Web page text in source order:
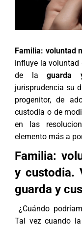
Familia: voluntad
influye la voluntad
de laguarda
jurisprudencia su
progenitor, de
custodia o de
en las
elemento más a
Familia:
y custodia.
guarda y
¿Cuándo
Tal vez cuando